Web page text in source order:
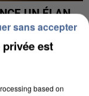
UN ÉLAN
est
based on
sans accepter